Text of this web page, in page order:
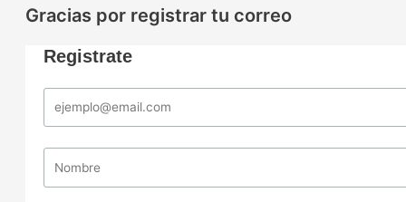
Gracias por registrar tu correo
Registrate